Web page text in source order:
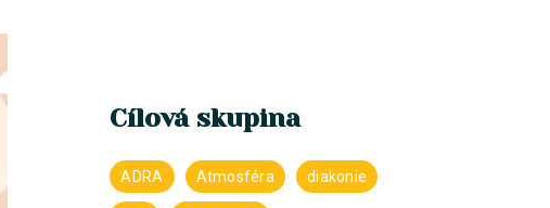
Cílová skupina
ADRA Atmosféra diakonie